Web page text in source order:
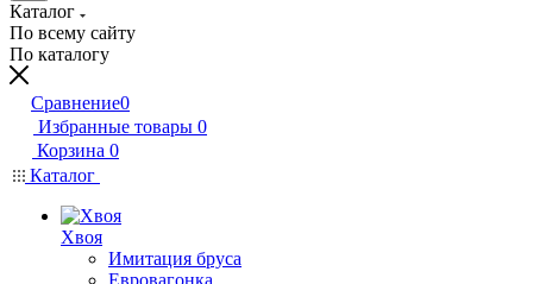
Каталог
По всему сайту
По каталогу
Сравнение0
Избранные товары 0
Корзина 0
Каталог
Хвоя
Имитация бруса
Евровагонка